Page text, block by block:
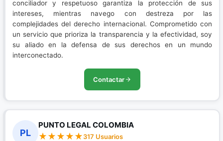
conciliador y respetuoso garantiza la protección de sus
intereses, mientras navego con destreza por las
complejidades del derecho internacional. Comprometido con
un servicio que prioriza la transparencia y la efectividad, soy
su aliado en la defensa de sus derechos en un mundo
interconectado.
Contactar
PL
PUNTO LEGAL COLOMBIA
317 Usuarios